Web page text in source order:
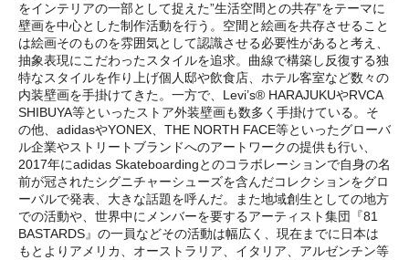
をインテリアの一部として捉えた”生活空間との共存”をテーマに
壁画を中心とした制作活動を行う。空間と絵画を共存させること
は絵画そのものを雰囲気として認識させる必要性があると考え、
抽象表現にこだわったスタイルを追求。曲線で構築し反復する独
特なスタイルを作り上げ個人邸や飲食店、ホテル客室など数々の
内装壁画を手掛けてきた。一方で、Levi’s® HARAJUKUやRVCA
SHIBUYA等といったストア外装壁画も数多く手掛けている。そ
の他、adidasやYONEX、THE NORTH FACE等といったグローバ
ル企業やストリートブランドへのアートワークの提供も行い、
2017年にadidas Skateboardingとのコラボレーションで自身の名
前が冠されたシグニチャーシューズを含んだコレクションをグロ
ーバルで発表、大きな話題を呼んだ。また地域創生としての地方
での活動や、世界中にメンバーを要するアーティスト集団『81
BASTARDS』の一員などその活動は幅広く、現在までに日本は
もとよりアメリカ、オーストラリア、イタリア、アルゼンチン等